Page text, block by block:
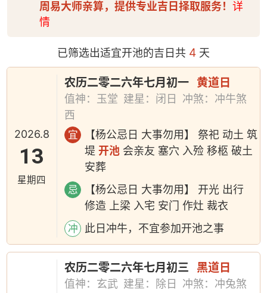
周易大师亲算，提供专业吉日择取服务！ 详
情
已筛选出适宜开池的吉日共 4 天
2026.8
13
星期四
农历二零二六年七月初一 黄道日
值神：玉堂 建星：闭日
冲煞：冲牛煞
西
宜
【杨公忌日 大事勿用】 祭祀 动土 筑
堤开池 会亲友 塞穴 入殓 移柩 破土
安葬
忌
【杨公忌日 大事勿用】 开光 出行
修造 上梁 入宅 安门 作灶 裁衣
冲 此日冲牛，不宜参加开池之事
农历二零二六年七月初三 黑道日
值神：玄武 建星：除日
冲煞：冲兔煞